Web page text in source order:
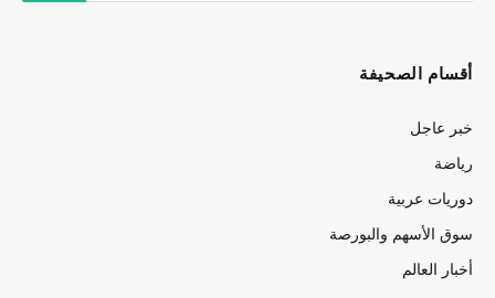
أقسام الصحيفة
خبر عاجل
رياضة
دوريات عربية
سوق الأسهم والبورصة
أخبار العالم